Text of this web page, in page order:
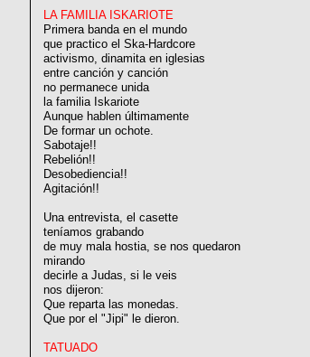
LA FAMILIA ISKARIOTE
Primera banda en el mundo
que practico el Ska-Hardcore
activismo, dinamita en iglesias
entre canción y canción
no permanece unida
la familia Iskariote
Aunque hablen últimamente
De formar un ochote.
Sabotaje!!
Rebelión!!
Desobediencia!!
Agitación!!
Una entrevista, el casette
teníamos grabando
de muy mala hostia, se nos quedaron
mirando
decirle a Judas, si le veis
nos dijeron:
Que reparta las monedas.
Que por el "Jipi" le dieron.
TATUADO